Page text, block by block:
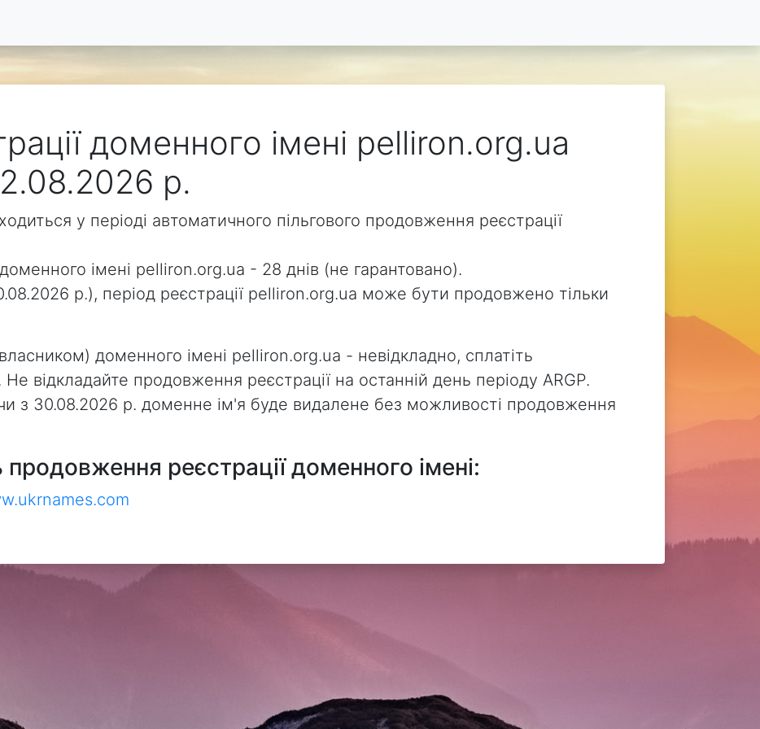
доменного імені pelliron.org.ua
р.
у періоді автоматичного пільгового продовження реєстрації
доменного імені pelliron.org.ua - 28 днів (не гарантовано).
р.), період реєстрації pelliron.org.ua може бути продовжено тільки
доменного імені pelliron.org.ua - невідкладно, сплатіть
відкладайте продовження реєстрації на останній день періоду ARGP.
з 30.08.2026 р. доменне ім'я буде видалене без можливості продовження
продовження реєстрації доменного імені: